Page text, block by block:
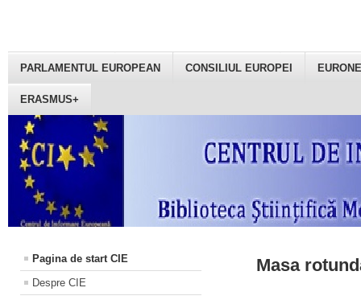
PARLAMENTUL EUROPEAN CONSILIUL EUROPEI
ERASMUS+
Pagina de start CIE
Despre CIE
Masa